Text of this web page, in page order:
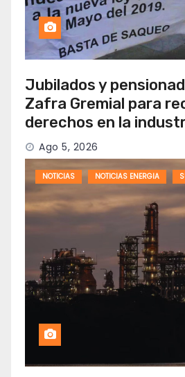
Jubilados y
Zafra Gremial para
derechos en la
Ago 5, 2026
NOTICIAS NOTICIAS ENERGIA